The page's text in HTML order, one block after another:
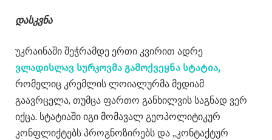
დასკვნა
უკრაინაში შეჭრამდე ერთი კვირით ადრე
ვლადისლავ სურკოვმა გამოქვეყნა სტატია,
რომელიც კრემლის ლოიალურმა მედიამ
გაავრცელა, თუმცა ფართო განხილვის საგნად ვერ
იქცა. სტატიაში იგი მომავალ გეოპოლიტიკურ
კონფლიქტებს პროგნოზირებს და „კონტაქტურ